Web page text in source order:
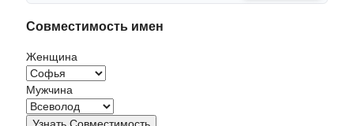
Совместимость имен
Женщина
Мужчина